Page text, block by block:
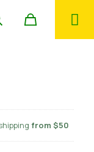
from $50